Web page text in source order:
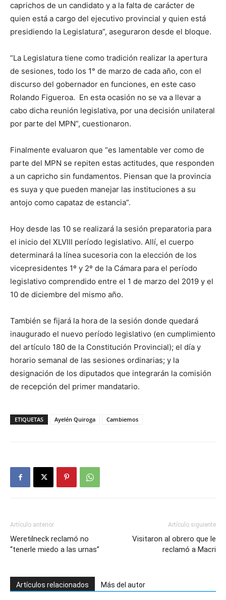
caprichos de un candidato y a la falta de carácter de
quien está a cargo del ejecutivo provincial y quien está
presidiendo la Legislatura”, aseguraron desde el bloque.
“La Legislatura tiene como tradición realizar la apertura
de sesiones, todo los 1° de marzo de cada año, con el
discurso del gobernador en funciones, en este caso
Rolando Figueroa. En esta ocasión no se va a llevar a
cabo dicha reunión legislativa, por una decisión unilateral
por parte del MPN”, cuestionaron.
Finalmente evaluaron que “es lamentable ver como de
parte del MPN se repiten estas actitudes, que responden
a un capricho sin fundamentos. Piensan que la provincia
es suya y que pueden manejar las instituciones a su
antojo como capataz de estancia”.
Hoy desde las 10 se realizará la sesión preparatoria para
el inicio del XLVIII período legislativo. Allí, el cuerpo
determinará la línea sucesoria con la elección de los
vicepresidentes 1º y 2º de la Cámara para el período
legislativo comprendido entre el 1 de marzo del 2019 y el
10 de diciembre del mismo año.
También se fijará la hora de la sesión donde quedará
inaugurado el nuevo período legislativo (en cumplimiento
del artículo 180 de la Constitución Provincial); el día y
horario semanal de las sesiones ordinarias; y la
designación de los diputados que integrarán la comisión
de recepción del primer mandatario.
ETIQUETAS Ayelén Quiroga Cambiemos
Artículo anterior
Weretilneck reclamó no
“tenerle miedo a las urnas”
Artículo siguiente
Visitaron al obrero que le
reclamó a Macri
Artículos relacionados Más del autor